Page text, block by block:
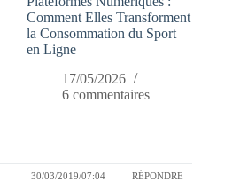
Comment Elles Transforment
la Consommation du Sport
en Ligne
17/05/2026
6 commentaires
30/03/2019/07:04 RÉPONDRE